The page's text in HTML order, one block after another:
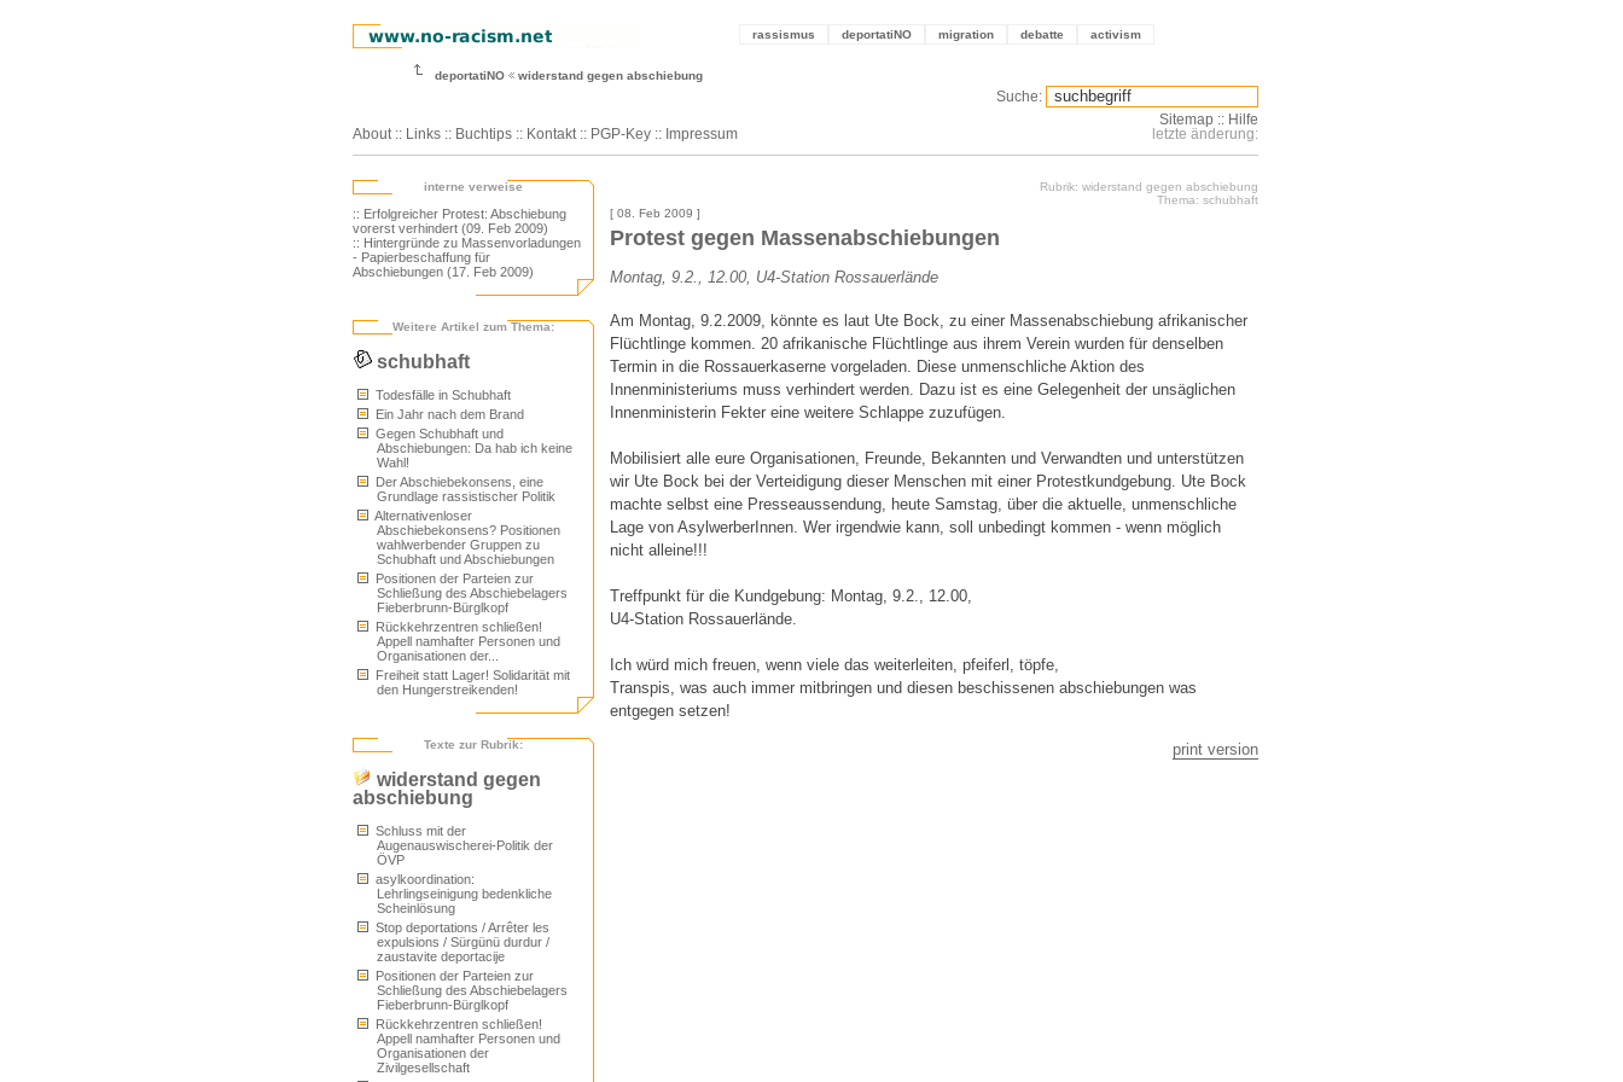
rassismus deportatiNO migration debatte activism
deportatiNO widerstand gegen abschiebung
About :: Links :: Buchtips :: Kontakt :: PGP-Key :: Impressum
Suche:
Sitemap :: Hilfe
letzte änderung:
interne verweise
:: Erfolgreicher Protest: Abschiebung
vorerst verhindert (09. Feb 2009)
:: Hintergründe zu Massenvorladungen
- Papierbeschaffung für
Abschiebungen (17. Feb 2009)
Weitere Artikel zum Thema:
schubhaft
Todesfälle in Schubhaft
Ein Jahr nach dem Brand
Gegen Schubhaft und
Abschiebungen: Da hab ich keine
Wahl!
Der Abschiebekonsens, eine
Grundlage rassistischer Politik
Alternativenloser
Abschiebekonsens? Positionen
wahlwerbender Gruppen zu
Schubhaft und Abschiebungen
Positionen der Parteien zur
Schließung des Abschiebelagers
Fieberbrunn-Bürglkopf
Rückkehrzentren schließen!
Appell namhafter Personen und
Organisationen der...
Freiheit statt Lager! Solidarität mit
den Hungerstreikenden!
Texte zur Rubrik:
widerstand gegen
abschiebung
Schluss mit der
Augenauswischerei-Politik der
ÖVP
asylkoordination:
Lehrlingseinigung bedenkliche
Scheinlösung
Stop deportations / Arrêter les
expulsions / Sürgünü durdur /
zaustavite deportacije
Positionen der Parteien zur
Schließung des Abschiebelagers
Fieberbrunn-Bürglkopf
Rückkehrzentren schließen!
Appell namhafter Personen und
Organisationen der
Zivilgesellschaft
Rubrik: widerstand gegen abschiebung
Thema: schubhaft
[ 08. Feb 2009 ]
Protest gegen Massenabschiebungen
Montag, 9.2., 12.00, U4-Station Rossauerlände
Am Montag, 9.2.2009, könnte es laut Ute Bock, zu einer Massenabschiebung afrikanischer
Flüchtlinge kommen. 20 afrikanische Flüchtlinge aus ihrem Verein wurden für denselben
Termin in die Rossauerkaserne vorgeladen. Diese unmenschliche Aktion des
Innenministeriums muss verhindert werden. Dazu ist es eine Gelegenheit der unsäglichen
Innenministerin Fekter eine weitere Schlappe zuzufügen.
Mobilisiert alle eure Organisationen, Freunde, Bekannten und Verwandten und unterstützen
wir Ute Bock bei der Verteidigung dieser Menschen mit einer Protestkundgebung. Ute Bock
machte selbst eine Presseaussendung, heute Samstag, über die aktuelle, unmenschliche
Lage von AsylwerberInnen. Wer irgendwie kann, soll unbedingt kommen - wenn möglich
nicht alleine!!!
Treffpunkt für die Kundgebung: Montag, 9.2., 12.00,
U4-Station Rossauerlände.
Ich würd mich freuen, wenn viele das weiterleiten, pfeiferl, töpfe,
Transpis, was auch immer mitbringen und diesen beschissenen abschiebungen was
entgegen setzen!
print version